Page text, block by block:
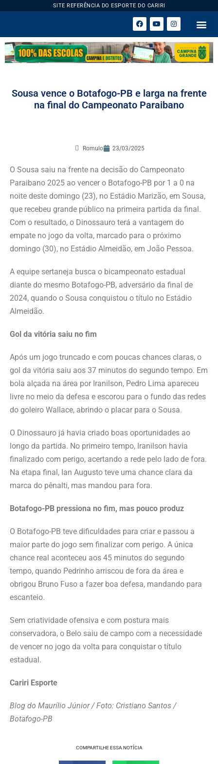
SITE REFERÊNCIA DO ESPORTE DO CARIRI
Sousa vence o Botafogo-PB e larga na frente
na final do Campeonato Paraibano
Romulo 23/03/2025
O Sousa saiu na frente na decisão do Campeonato
Paraibano 2025 ao vencer o Botafogo-PB por 1 a 0 na
noite deste domingo (23), no Estádio Marizão, em Sousa,
que recebeu grande público na primeira partida da final.
Com o resultado, o Dinossauro terá a vantagem do
empate no jogo da volta, marcado para o próximo
domingo (30), no Estádio Almeidão, em João Pessoa.
A equipe sertaneja busca o bicampeonato estadual
diante do mesmo Botafogo-PB, adversário da final de
2024, quando o Sousa conquistou o título no Estádio
Almeidão.
Gol da vitória saiu no fim
Após um jogo truncado e com poucas chances claras, o
gol da vitória saiu aos 37 minutos do segundo tempo. Em
bola alçada na área por Iranilson, Pedro Lima apareceu
livre no meio da defesa e escorou para o fundo das redes
do goleiro Wallace, abrindo o placar para o Sousa.
O Dinossauro já havia criado boas oportunidades ao
longo da partida. No primeiro tempo, Iranilson havia
finalizado com perigo, acertando a rede pelo lado de fora.
Na etapa final, Ian Augusto teve uma chance clara da
marca do pênalti, mas mandou para fora.
Botafogo-PB pressiona no fim, mas pouco produz
O Botafogo-PB teve dificuldades para criar e passou a
maior parte do jogo sem finalizar com perigo. A única
chance real aconteceu aos 45 minutos do segundo
tempo, quando Pedrinho arriscou de fora da área e
obrigou Bruno Fuso a fazer boa defesa, mandando para
escanteio.
Sem criatividade ofensiva e com postura mais
conservadora, o Belo saiu de campo com a necessidade
de vencer no jogo da volta para conquistar o título
estadual.
Cariri Esporte
Blog do Maurílio Júnior / Foto: Cristiano Santos /
Botafogo-PB
COMPARTILHE ESSA NOTÍCIA